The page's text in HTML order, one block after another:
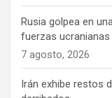
Rusia golpea en
fuerzas ucranianas
7 agosto, 2026
Irán exhibe restos